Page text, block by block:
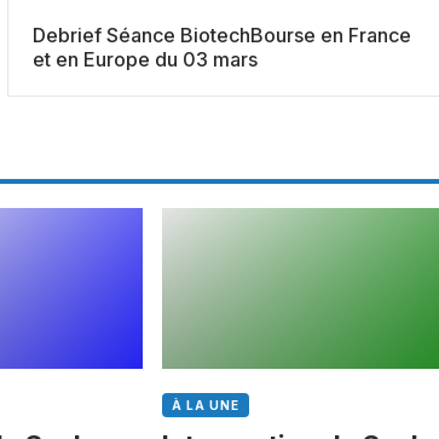
Debrief Séance BiotechBourse en France
et en Europe du 03 mars
À LA UNE